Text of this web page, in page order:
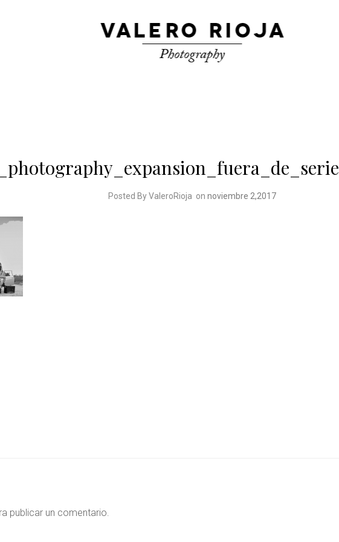
Posted By ValeroRioja on noviembre 2,2017
publicar un comentario.